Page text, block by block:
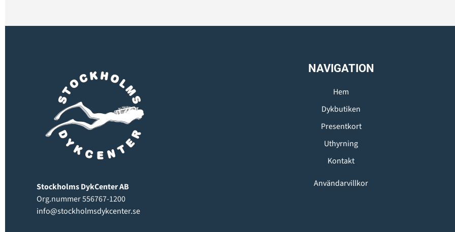
Stockholms DykCenter AB
Org.nummer 556767-1200
info@stockholmsdykcenter.se
NAVIGATION
Hem
Dykbutiken
Presentkort
Uthyrning
Kontakt
Användarvillkor